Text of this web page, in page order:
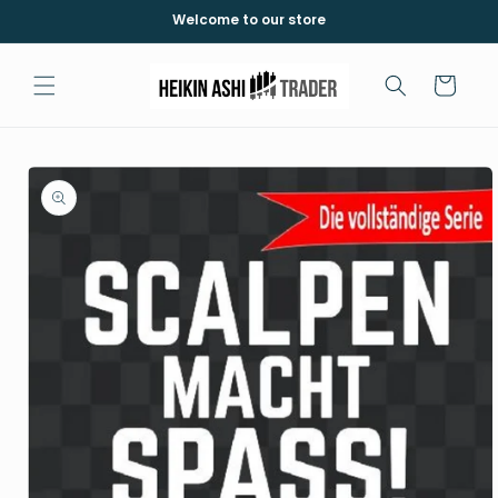
Welcome to our store
Cart
Skip to
product
information